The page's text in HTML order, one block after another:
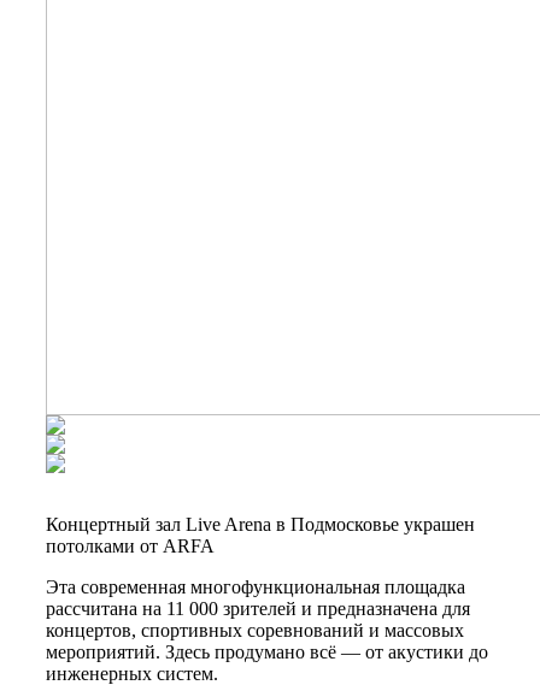
Концертный зал Live Arena в Подмосковье украшен
потолками от ARFA
Эта современная многофункциональная площадка
рассчитана на 11 000 зрителей и предназначена для
концертов, спортивных соревнований и массовых
мероприятий. Здесь продумано всё — от акустики до
инженерных систем.